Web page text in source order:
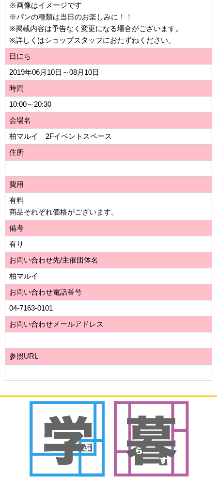
※画像はイメージです
※パンの種類は当日のお楽しみに！！
※掲載内容は予告なく変更になる場合がございます。
※詳しくはショップスタッフにおたずねください。
日にち
2019年06月10日～08月10日
時間
10:00～20:30
会場名
柏マルイ 2Fイベントスペース
住所
費用
有料
商品それぞれ価格がございます。
備考
有り
お問い合わせ先/主催団体名
柏マルイ
お問い合わせ電話番号
04-7163-0101
お問い合わせメールアドレス
参照URL